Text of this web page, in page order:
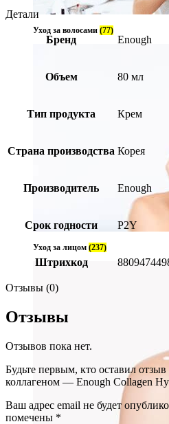
Уход за волосами (77)
Уход за лицом (237)
Детали
Бренд Enough
Объем 80 мл
Тип продукта Крем
Страна производства Корея
Производитель Enough
Срок годности P2Y
Штрихкод
Отзывы (0)
Отзывы
Отзывов пока нет.
Будьте первым, кто оставил
коллагеном — Enough Collagen
Ваш адрес email не будет
помечены *